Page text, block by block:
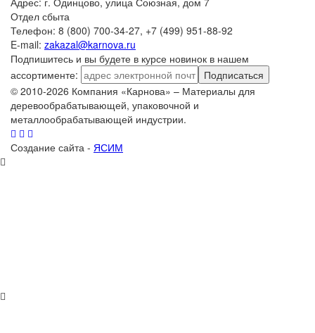
Отдел сбыта
Телефон: 8 (800) 700-34-27, +7 (499) 951-88-92
E-mail: zakazal@karnova.ru
Подпишитесь и вы будете в курсе новинок в нашем
ассортименте:
Подписаться
© 2010-2026 Компания «Карнова» – Материалы для
деревообрабатывающей, упаковочной и
металлообрабатывающей индустрии.
Создание сайта - ЯСИМ